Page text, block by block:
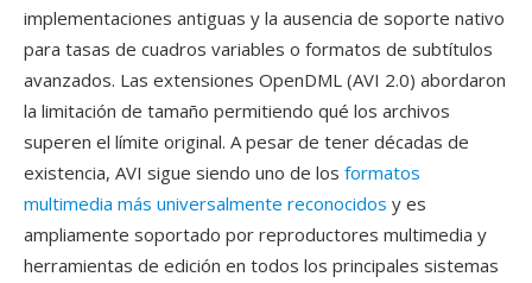
implementaciones antiguas y la ausencia de soporte nativo
para tasas de cuadros variables o formatos de subtítulos
avanzados. Las extensiones OpenDML (AVI 2.0) abordaron
la limitación de tamaño permitiendo qué los archivos
superen el límite original. A pesar de tener décadas de
existencia, AVI sigue siendo uno de los formatos
multimedia más universalmente reconocidos y es
ampliamente soportado por reproductores multimedia y
herramientas de edición en todos los principales sistemas